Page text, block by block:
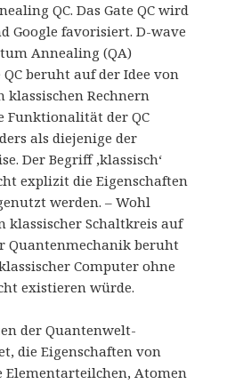
QC. Das Gate QC wird
Google favorisiert. D-wave
Annealing (QA)
beruht auf der Idee von
klassischen Rechnern
Funktionalität der QC
als diejenige der
Der Begriff ‚klassisch‘
explizit die Eigenschaften
werden. – Wohl
klassischer Schaltkreis auf
Quantenmechanik beruht
Computer ohne
existieren würde.
der Quantenwelt-
die Eigenschaften von
Elementarteilchen, Atomen